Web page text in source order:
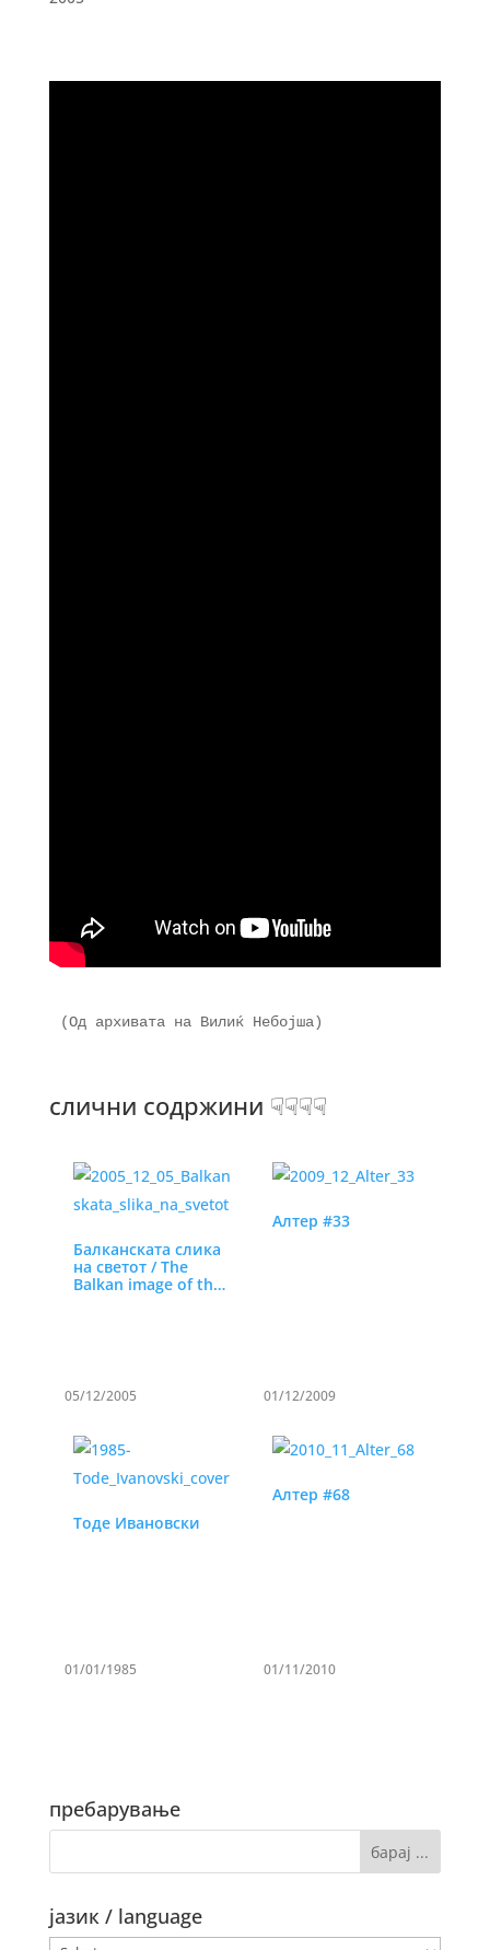
(Од архивата на Вилиќ Небојша)
слични содржини ☟☟☟☟
Балканската слика
на светот / The
Balkan image of the
05/12/2005
Алтер #33
01/12/2009
Тоде Ивановски
01/01/1985
Алтер #68
01/11/2010
пребарување
јазик / language